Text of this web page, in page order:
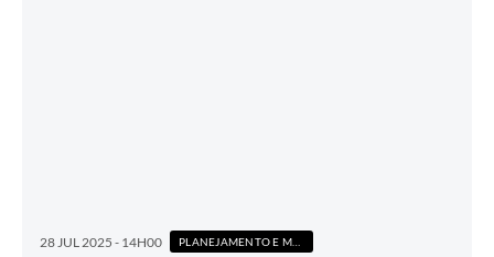
28 JUL 2025 - 14H00 PLANEJAMENTO E MEIO AMBIENTE